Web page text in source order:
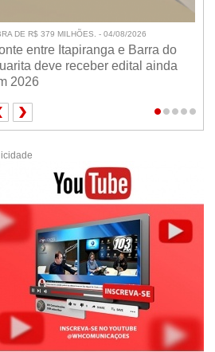
DE R$ 379 MILHÕES. - 04/08/2026
entre Itapiranga e Barra do
deve receber edital ainda
2026